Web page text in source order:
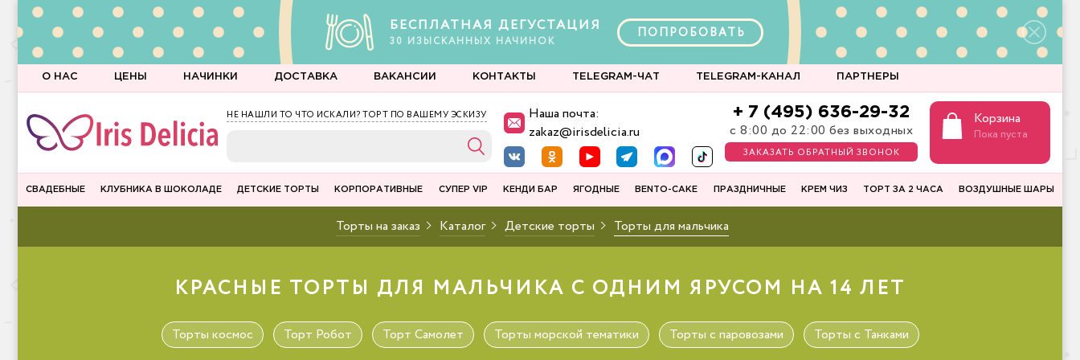
БЕСПЛАТНАЯ ДЕГУСТАЦИЯ
30 ИЗЫСКАННЫХ НАЧИНОК
ПОПРОБОВАТЬ
О НАС ЦЕНЫ НАЧИНКИ ДОСТАВКА ВАКАНСИИ КОНТАКТЫ TELEGRAM-ЧАТ TELEGRAM-КАНАЛ ПАРТНЕРЫ
НЕ НАШЛИ ТО ЧТО ИСКАЛИ? ТОРТ ПО ВАШЕМУ ЭСКИЗУ
Наша почта:
zakaz@irisdelicia.ru
+ 7 (495) 636-29-32
с 8:00 до 22:00 без выходных
ЗАКАЗАТЬ ОБРАТНЫЙ ЗВОНОК
Корзина
Пока пуста
СВАДЕБНЫЕ КЛУБНИКА В ШОКОЛАДЕ ДЕТСКИЕ ТОРТЫ КОРПОРАТИВНЫЕ СУПЕР VIP КЕНДИ БАР ЯГОДНЫЕ BENTO-CAKE ПРАЗДНИЧНЫЕ КРЕМ ЧИЗ ТОРТ ЗА 2 ЧАСА ВОЗДУШНЫЕ ШАРЫ
Торты на заказ Каталог Детские торты Торты для мальчика
КРАСНЫЕ ТОРТЫ ДЛЯ МАЛЬЧИКА С ОДНИМ ЯРУСОМ НА 14 ЛЕТ
Торты космос Торт Робот Торт Самолет Торты морской тематики Торты с паровозами Торты с Танками